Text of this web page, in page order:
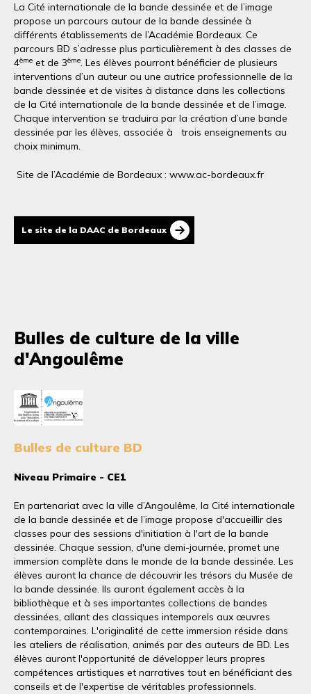
La Cité internationale de la bande dessinée et de l’image
propose un parcours autour de la bande dessinée à
différents établissements de l’Académie Bordeaux. Ce
parcours BD s’adresse plus particulièrement à des classes de
4ème et de 3ème. Les élèves pourront bénéficier de plusieurs
interventions d’un auteur ou une autrice professionnelle de la
bande dessinée et de visites à distance dans les collections
de la Cité internationale de la bande dessinée et de l’image.
Chaque intervention se traduira par la création d’une bande
dessinée par les élèves, associée à trois enseignements au
choix minimum.
Site de l’Académie de Bordeaux : www.ac-bordeaux.fr
Le site de la DAAC de Bordeaux
Bulles de culture de la ville
d'Angoulême
Bulles de culture BD
Niveau Primaire - CE1
En partenariat avec la ville d’Angoulême, la Cité internationale
de la bande dessinée et de l’image propose d'accueillir des
classes pour des sessions d'initiation à l'art de la bande
dessinée. Chaque session, d'une demi-journée, promet une
immersion complète dans le monde de la bande dessinée. Les
élèves auront la chance de découvrir les trésors du Musée de
la bande dessinée. Ils auront également accès à la
bibliothèque et à ses importantes collections de bandes
dessinées, allant des classiques intemporels aux œuvres
contemporaines. L'originalité de cette immersion réside dans
les ateliers de réalisation, animés par des auteurs de BD. Les
élèves auront l'opportunité de développer leurs propres
compétences artistiques et narratives tout en bénéficiant des
conseils et de l'expertise de véritables professionnels.